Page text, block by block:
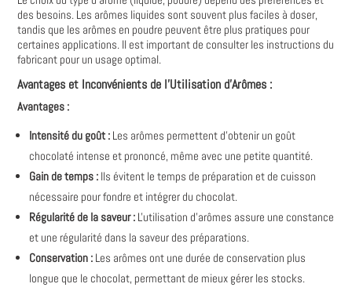
des besoins. Les arômes liquides sont souvent plus faciles à doser,
tandis que les arômes en poudre peuvent être plus pratiques pour
certaines applications. Il est important de consulter les instructions du
fabricant pour un usage optimal.
Avantages et Inconvénients de l'Utilisation d'Arômes :
Avantages :
Intensité du goût : Les arômes permettent d'obtenir un goût
chocolaté intense et prononcé, même avec une petite quantité.
Gain de temps : Ils évitent le temps de préparation et de cuisson
nécessaire pour fondre et intégrer du chocolat.
Régularité de la saveur : L'utilisation d'arômes assure une constance
et une régularité dans la saveur des préparations.
Conservation : Les arômes ont une durée de conservation plus
longue que le chocolat, permettant de mieux gérer les stocks.